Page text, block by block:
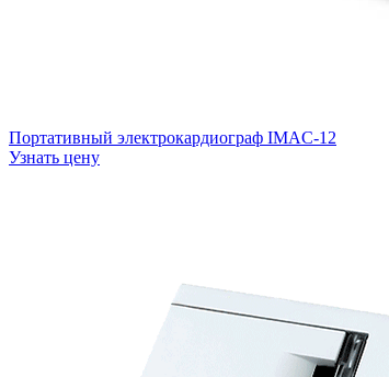
Портативный электрокардиограф IMAC-12
Узнать цену